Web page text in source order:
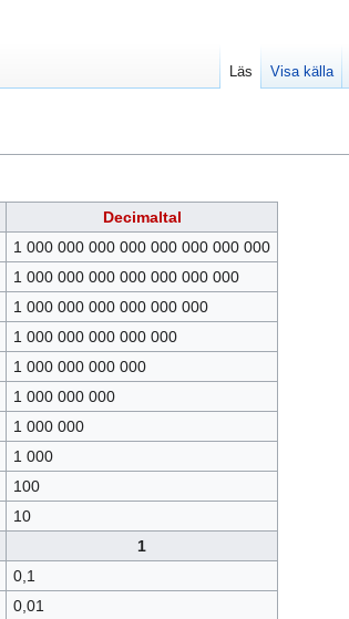
Decimaltal
1 000 000 000 000 000 000 000 000
1 000 000 000 000 000 000 000
1 000 000 000 000 000 000
1 000 000 000 000 000
1 000 000 000 000
1 000 000 000
1 000 000
1 000
100
10
1
0,1
0,01
Läs Visa källa